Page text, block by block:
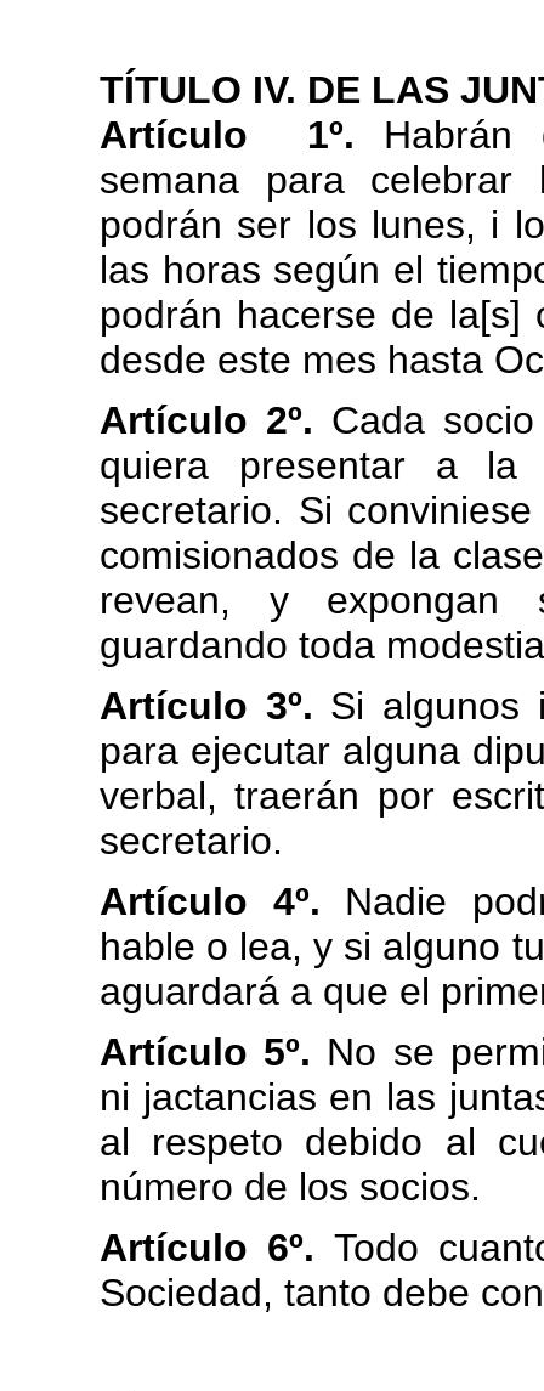
TÍTULO IV. DE LAS
Artículo 1º. Habrán
semana para
podrán ser los lunes, i
las horas según el
podrán hacerse de
desde este mes hasta
Artículo 2º. Cada
quiera presentar a
secretario. Si
comisionados de la
revean, y expongan
guardando toda
Artículo 3º. Si algunos
para ejecutar alguna
verbal, traerán por
secretario.
Artículo 4º. Nadie
hable o lea, y si alguno
aguardará a que el
Artículo 5º. No se
ni jactancias en las
al respeto debido al
número de los socios.
Artículo 6º. Todo
Sociedad, tanto debe